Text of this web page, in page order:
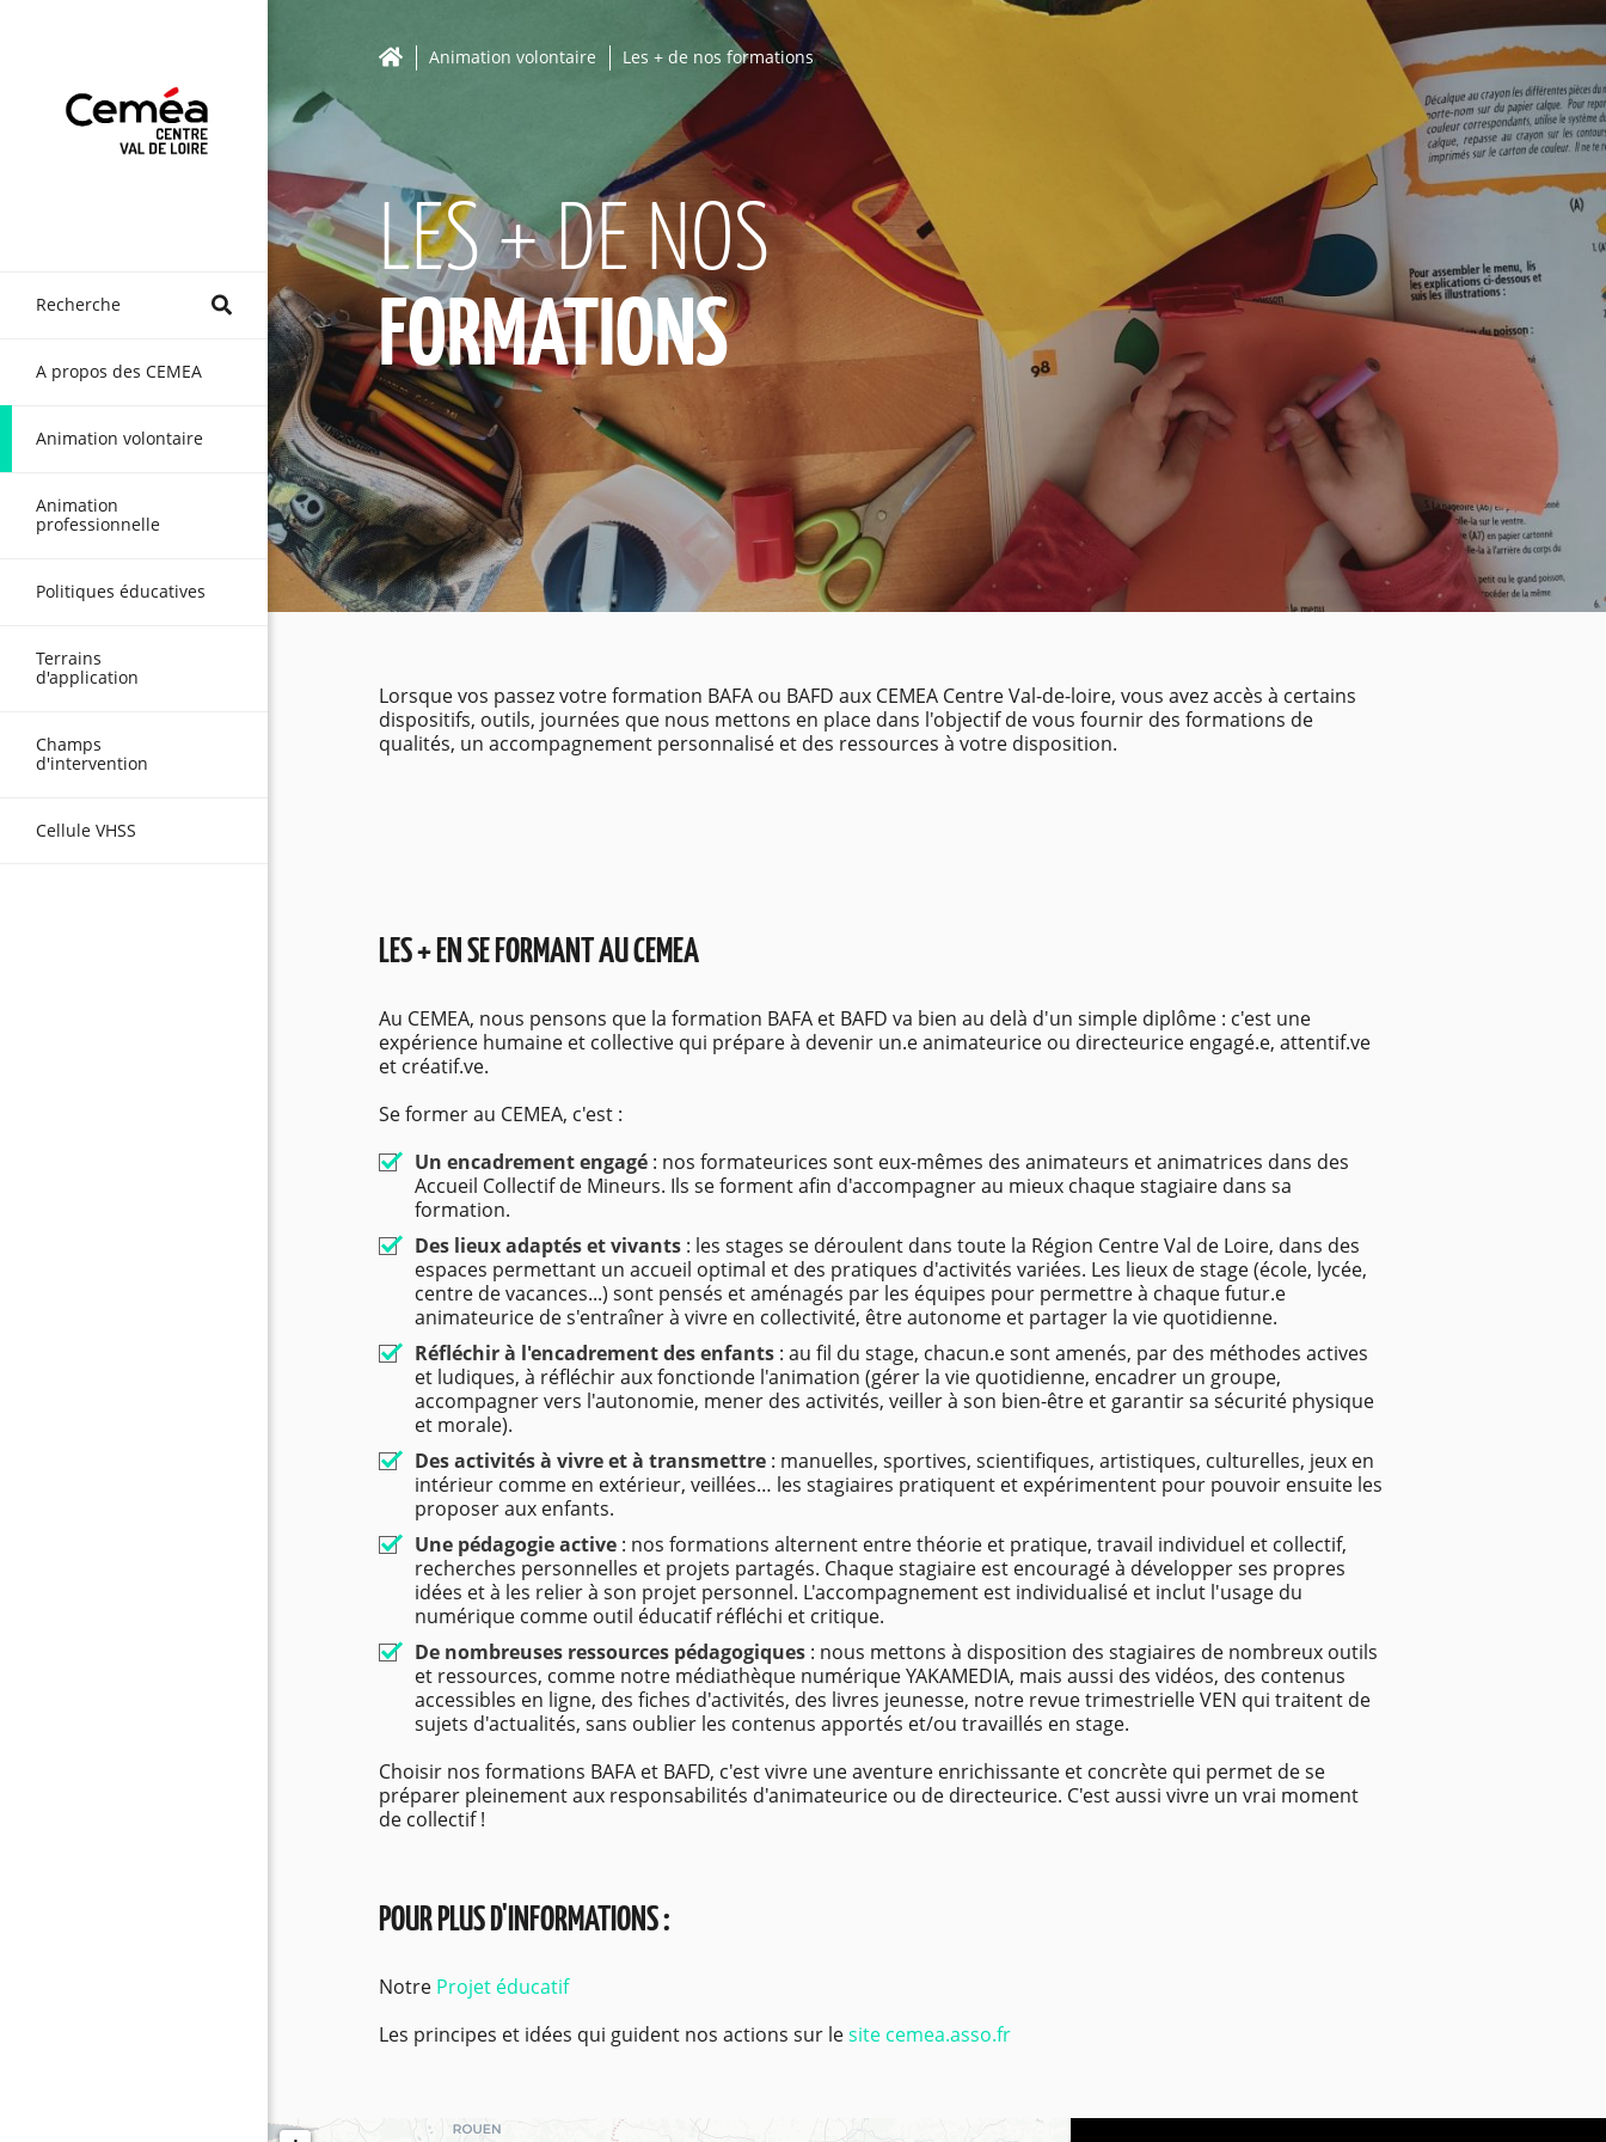
Animation volontaire Les + de nos formations
LES + DE NOS
FORMATIONS
Lorsque vos passez votre formation BAFA ou BAFD aux CEMEA Centre Val-de-loire, vous avez accès à certains
dispositifs, outils, journées que nous mettons en place dans l'objectif de vous fournir des formations de
qualités, un accompagnement personnalisé et des ressources à votre disposition.
LES + EN SE FORMANT AU CEMEA
Au CEMEA, nous pensons que la formation BAFA et BAFD va bien au delà d'un simple diplôme : c'est une
expérience humaine et collective qui prépare à devenir un.e animateurice ou directeurice engagé.e, attentif.ve
et créatif.ve.
Se former au CEMEA, c'est :
Un encadrement engagé : nos formateurices sont eux-mêmes des animateurs et animatrices dans des
Accueil Collectif de Mineurs. Ils se forment afin d'accompagner au mieux chaque stagiaire dans sa
formation.
Des lieux adaptés et vivants : les stages se déroulent dans toute la Région Centre Val de Loire, dans des
espaces permettant un accueil optimal et des pratiques d'activités variées. Les lieux de stage (école, lycée,
centre de vacances...) sont pensés et aménagés par les équipes pour permettre à chaque futur.e
animateurice de s'entraîner à vivre en collectivité, être autonome et partager la vie quotidienne.
Réfléchir à l'encadrement des enfants : au fil du stage, chacun.e sont amenés, par des méthodes actives
et ludiques, à réfléchir aux fonctionde l'animation (gérer la vie quotidienne, encadrer un groupe,
accompagner vers l'autonomie, mener des activités, veiller à son bien-être et garantir sa sécurité physique
et morale).
Des activités à vivre et à transmettre : manuelles, sportives, scientifiques, artistiques, culturelles, jeux en
intérieur comme en extérieur, veillées… les stagiaires pratiquent et expérimentent pour pouvoir ensuite les
proposer aux enfants.
Une pédagogie active : nos formations alternent entre théorie et pratique, travail individuel et collectif,
recherches personnelles et projets partagés. Chaque stagiaire est encouragé à développer ses propres
idées et à les relier à son projet personnel. L'accompagnement est individualisé et inclut l'usage du
numérique comme outil éducatif réfléchi et critique.
De nombreuses ressources pédagogiques : nous mettons à disposition des stagiaires de nombreux outils
et ressources, comme notre médiathèque numérique YAKAMEDIA, mais aussi des vidéos, des contenus
accessibles en ligne, des fiches d'activités, des livres jeunesse, notre revue trimestrielle VEN qui traitent de
sujets d'actualités, sans oublier les contenus apportés et/ou travaillés en stage.
Choisir nos formations BAFA et BAFD, c'est vivre une aventure enrichissante et concrète qui permet de se
préparer pleinement aux responsabilités d'animateurice ou de directeurice. C'est aussi vivre un vrai moment
de collectif !
POUR PLUS D'INFORMATIONS :
Notre Projet éducatif
Les principes et idées qui guident nos actions sur lesite cemea.asso.fr
Recherche
A propos des CEMEA
Animation volontaire
Animation
professionnelle
Politiques éducatives
Terrains
d'application
Champs
d'intervention
Cellule VHSS